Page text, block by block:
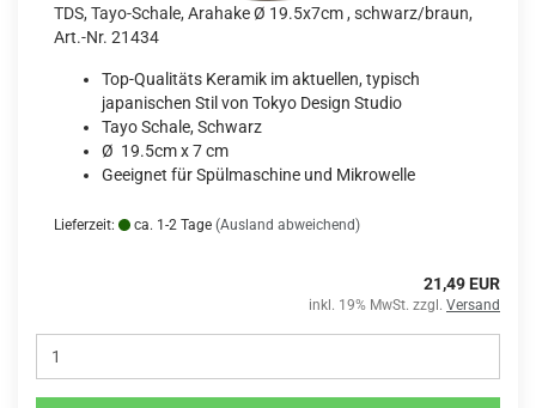
TDS, Tayo-Schale, Arahake Ø 19.5x7cm , schwarz/braun,
Art.-Nr. 21434
Top-Qualitäts Keramik im aktuellen, typisch
japanischen Stil von Tokyo Design Studio
Tayo Schale, Schwarz
Ø 19.5cm x 7 cm
Geeignet für Spülmaschine und Mikrowelle
Lieferzeit: ca. 1-2 Tage (Ausland abweichend)
21,49 EUR
inkl. 19% MwSt. zzgl. Versand